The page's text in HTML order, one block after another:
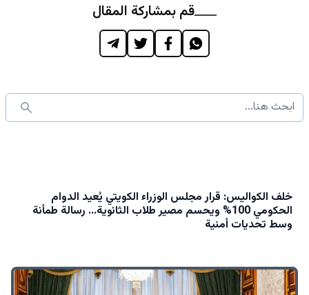
قم بمشاركة المقال
خلف الكواليس: قرار مجلس الوزراء الكويتي يُعيد الدوام
الحكومي 100% ويحسم مصير طلاب الثانوية… رسالة طمأنة
وسط تحديات أمنية